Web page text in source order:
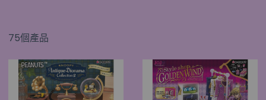
75個產品